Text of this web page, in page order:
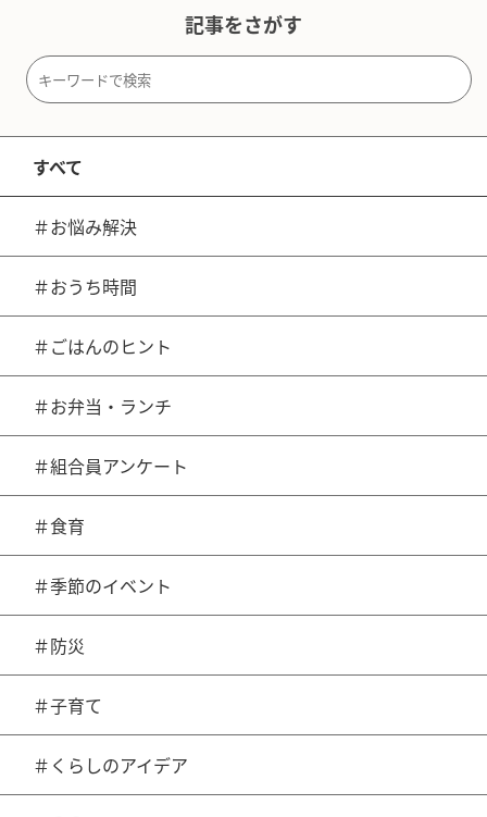
記事をさがす
すべて
＃お悩み解決
＃おうち時間
＃ごはんのヒント
＃お弁当・ランチ
＃組合員アンケート
＃食育
＃季節のイベント
＃防災
＃子育て
＃くらしのアイデア